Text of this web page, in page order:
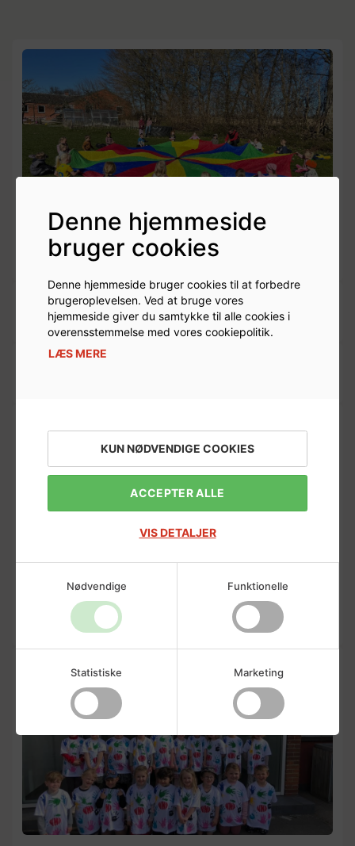
Denne hjemmeside
bruger cookies
Denne hjemmeside bruger cookies til at forbedre
brugeroplevelsen. Ved at bruge vores
hjemmeside giver du samtykke til alle cookies i
overensstemmelse med vores cookiepolitik.
LÆS MERE
KUN NØDVENDIGE COOKIES
ACCEPTER ALLE
VIS DETALJER
Nødvendige Funktionelle
Statistiske Marketing
Dagligdag
Åbningstider